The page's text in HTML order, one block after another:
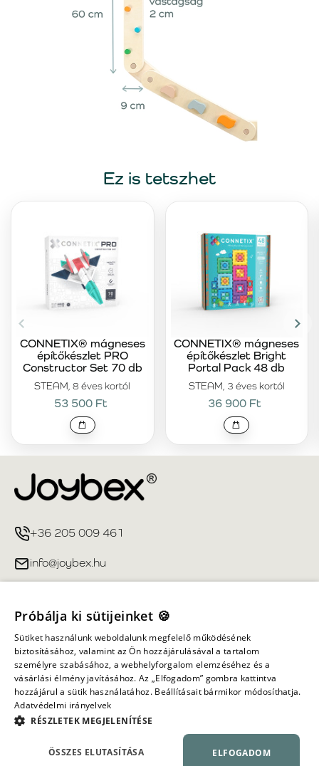
Ez is tetszhet
STEAM, 8 éves kortól
CONNETIX® mágneses
építőkészlet PRO
Constructor Set 70 db
53 500 Ft
STEAM, 3 éves kortól
CONNETIX® mágneses
építőkészlet Bright
Portal Pack 48 db
36 900 Ft
+36 205 009 461
info@joybex.hu
Fiókom
Információ
Minden jog fenntartva ©
Próbálja ki sütijeinket 🍪
Sütiket használunk weboldalunk megfelelő működésének
biztosításához, valamint az Ön hozzájárulásával a tartalom
személyre szabásához, a webhelyforgalom elemzéséhez és a
vásárlási élmény javításához. Az „Elfogadom” gombra kattintva
hozzájárul a sütik használatához. Beállításait bármikor módosíthatja.
Adatvédelmi irányelvek
RÉSZLETEK MEGJELENÍTÉSE
ELFOGADOM
ÖSSZES ELUTASÍTÁSA